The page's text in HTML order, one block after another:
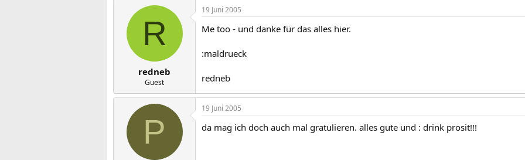
R
redneb
Guest
19 Juni 2005
Me too - und danke für das alles hier.
:maldrueck
redneb
P
19 Juni 2005
da mag ich doch auch mal gratulieren. alles gute und : drink prosit!!!